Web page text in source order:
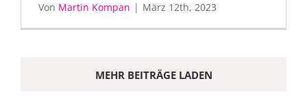
Von Martin Kompan | März 12th, 2023
MEHR BEITRÄGE LADEN